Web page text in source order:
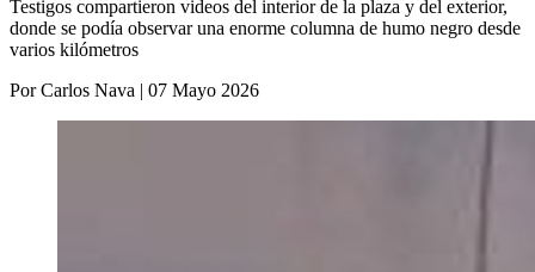
Testigos compartieron videos del interior de la plaza y del exterior,
donde se podía observar una enorme columna de humo negro desde
varios kilómetros
Por Carlos Nava | 07 Mayo 2026